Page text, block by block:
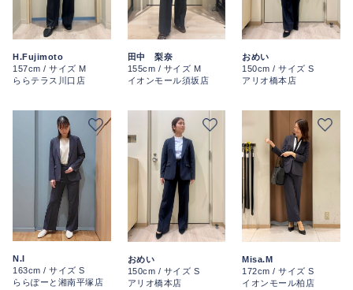
H.Fujimoto
157cm / サイズ M
ららテラス川口店
田中 梨奈
155cm / サイズ M
イオンモール須坂店
おめい
150cm / サイズ S
アリオ橋本店
N.I
163cm / サイズ S
ららぽーと湘南平塚店
おめい
150cm / サイズ S
アリオ橋本店
Misa.M
172cm / サイズ S
イオンモール柏店